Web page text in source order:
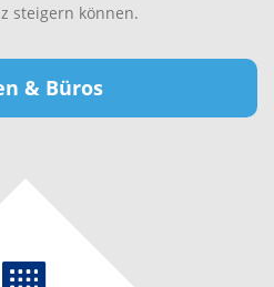
steigern können.
& Büros